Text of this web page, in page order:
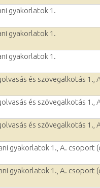
gyakorlatok 1.
gyakorlatok 1.
gyakorlatok 1.
és szövegalkotás 1.,
és szövegalkotás 1.,
és szövegalkotás 1.,
gyakorlatok 1., A. csoport
gyakorlatok 1., A. csoport